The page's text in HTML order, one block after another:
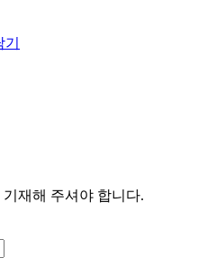
재해 주셔야 합니다.